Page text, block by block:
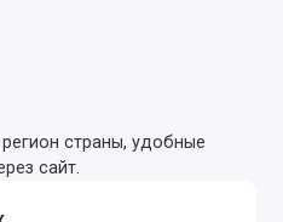
страны, удобные
сайт.